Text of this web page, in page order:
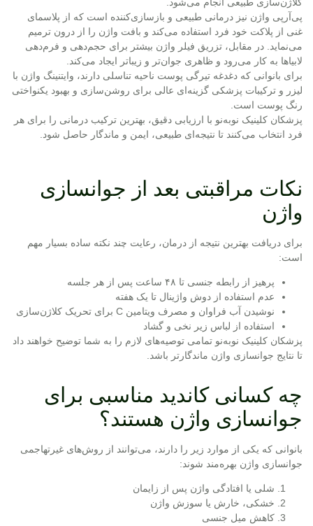
پی‌آرپی واژن نیز درمانی طبیعی و بازسازی‌کننده است که از پلاسمای
غنی از پلاکت خود فرد استفاده می‌کند و بافت واژن را از درون ترمیم
می‌نماید. در مقابل، تزریق فیلر واژن بیشتر برای حجم‌دهی و فرم‌دهی
لابیاها به کار می‌رود و ظاهری جوان‌تر و زیباتر ایجاد می‌کند.
برای بانوانی که دغدغه تیرگی پوست ناحیه تناسلی دارند، وایتنینگ واژن با
لیزر و ترکیبات پزشکی گزینه‌ای عالی برای روشن‌سازی و بهبود یکنواختی
رنگ پوست است.
پزشکان کلینیک نوبه‌نو با ارزیابی دقیق، بهترین ترکیب درمانی را برای هر
فرد انتخاب می‌کنند تا نتیجه‌ای طبیعی، ایمن و ماندگار حاصل شود.
نکات مراقبتی بعد از جوانسازی
واژن
برای دریافت بهترین نتیجه از درمان، رعایت چند نکته ساده بسیار مهم
است:
پرهیز از رابطه جنسی تا ۴۸ ساعت پس از هر جلسه
عدم استفاده از دوش واژینال تا یک هفته
نوشیدن آب فراوان و مصرف ویتامین C برای تحریک کلاژن‌سازی
استفاده از لباس زیر نخی و گشاد
پزشکان کلینیک نوبه‌نو تمامی توصیه‌های لازم را به شما توضیح خواهند داد
تا نتایج جوانسازی واژن ماندگارتر باشد.
چه کسانی کاندید مناسبی برای
جوانسازی واژن هستند؟
بانوانی که یکی از موارد زیر را دارند، می‌توانند از روش‌های غیرتهاجمی
جوانسازی واژن بهره‌مند شوند:
شلی یا افتادگی واژن پس از زایمان
خشکی، خارش یا سوزش واژن
کاهش میل جنسی